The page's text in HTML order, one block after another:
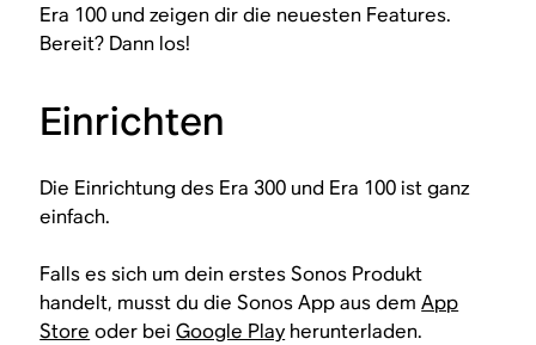
Era 100 und zeigen dir die neuesten Features.
Bereit? Dann los!
Einrichten
Die Einrichtung des Era 300 und Era 100 ist ganz
einfach.
Falls es sich um dein erstes Sonos Produkt
handelt, musst du die Sonos App aus demApp
Store oder beiGoogle Play herunterladen.